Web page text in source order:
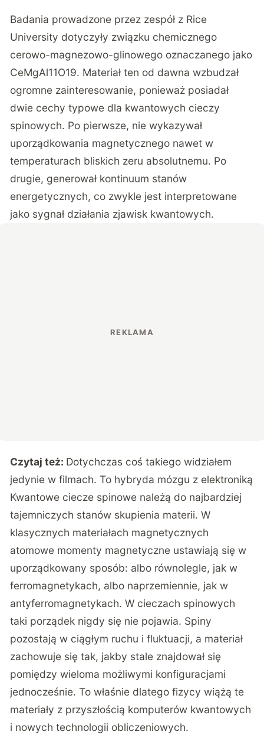
Badania prowadzone przez zespół z Rice
University dotyczyły związku chemicznego
cerowo-magnezowo-glinowego oznaczanego jako
CeMgAl11O19. Materiał ten od dawna wzbudzał
ogromne zainteresowanie, ponieważ posiadał
dwie cechy typowe dla kwantowych cieczy
spinowych. Po pierwsze, nie wykazywał
uporządkowania magnetycznego nawet w
temperaturach bliskich zeru absolutnemu. Po
drugie, generował kontinuum stanów
energetycznych, co zwykle jest interpretowane
jako sygnał działania zjawisk kwantowych.
Czytaj też: Dotychczas coś takiego widziałem
jedynie w filmach. To hybryda mózgu z elektroniką
Kwantowe ciecze spinowe należą do najbardziej
tajemniczych stanów skupienia materii. W
klasycznych materiałach magnetycznych
atomowe momenty magnetyczne ustawiają się w
uporządkowany sposób: albo równolegle, jak w
ferromagnetykach, albo naprzemiennie, jak w
antyferromagnetykach. W cieczach spinowych
taki porządek nigdy się nie pojawia. Spiny
pozostają w ciągłym ruchu i fluktuacji, a materiał
zachowuje się tak, jakby stale znajdował się
pomiędzy wieloma możliwymi konfiguracjami
jednocześnie. To właśnie dlatego fizycy wiążą te
materiały z przyszłością komputerów kwantowych
i nowych technologii obliczeniowych.